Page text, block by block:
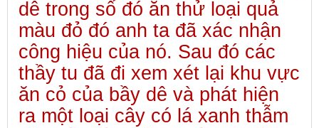
dê trong số đó ăn thử loại quả
màu đỏ đó anh ta đã xác nhận
công hiệu của nó. Sau đó các
thầy tu đã đi xem xét lại khu vực
ăn cỏ của bầy dê và phát hiện
ra một loại cây có lá xanh thẫm